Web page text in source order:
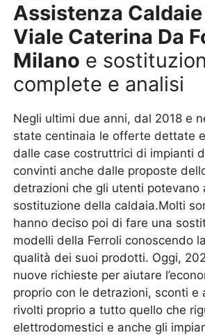
Assistenza
Viale Caterina Da
Milano e
complete e analisi
Negli ultimi due anni, dal 2018 e
state centinaia le offerte dettate
dalle case costruttrici di impianti
convinti anche dalle proposte
detrazioni che gli utenti potevano
sostituzione della caldaia.Molti
hanno deciso poi di fare una
modelli della Ferroli conoscendo
qualità dei suoi prodotti. Oggi,
nuove richieste per aiutare
proprio con le detrazioni, sconti e
rivolti proprio a tutto quello che
elettrodomestici e anche gli